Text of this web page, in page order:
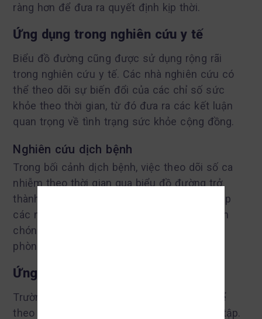
ràng hơn để đưa ra quyết định kịp thời.
Ứng dụng trong nghiên cứu y tế
Biểu đồ đường cũng được sử dụng rộng rãi
trong nghiên cứu y tế. Các nhà nghiên cứu có
thể theo dõi sự biến đổi của các chỉ số sức
khỏe theo thời gian, từ đó đưa ra các kết luận
quan trọng về tình trạng sức khỏe cộng đồng.
Nghiên cứu dịch bệnh
Trong bối cảnh dịch bệnh, việc theo dõi số ca
nhiễm theo thời gian qua biểu đồ đường trở
thành công cụ không thể thiếu. Điều này giúp
các nhà chức trách và y tế công cộng nhanh
chóng đưa ra quyết định về các biện pháp
phòng ngừa cần thiết.
Ứng dụng trong giáo dục
Trường học cũng áp dụng biểu đồ đường để
theo dõi sự tiến bộ của học sinh trong học tập.